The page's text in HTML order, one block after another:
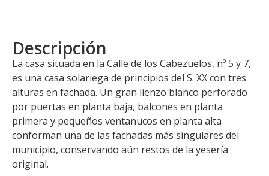
Descripción
La casa situada en la Calle de los Cabezuelos, nº 5 y 7,
es una casa solariega de principios del S. XX con tres
alturas en fachada. Un gran lienzo blanco perforado
por puertas en planta baja, balcones en planta
primera y pequeños ventanucos en planta alta
conforman una de las fachadas más singulares del
municipio, conservando aún restos de la yesería
original.